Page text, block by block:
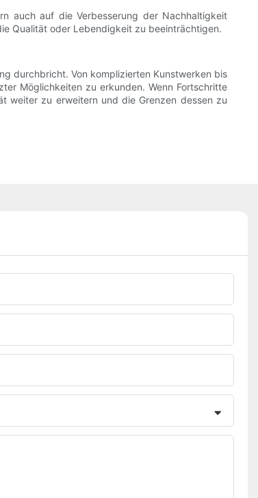
auch auf die Verbesserung der Nachhaltigkeit
Qualität oder Lebendigkeit zu beeinträchtigen.
durchbricht. Von komplizierten Kunstwerken bis
Möglichkeiten zu erkunden. Wenn Fortschritte
weiter zu erweitern und die Grenzen dessen zu